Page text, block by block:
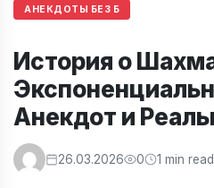
АНЕКДОТЫ БЕЗ Б
История о
Анекдот и
26.03.2026 0 1 min read